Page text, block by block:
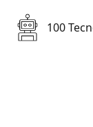
100